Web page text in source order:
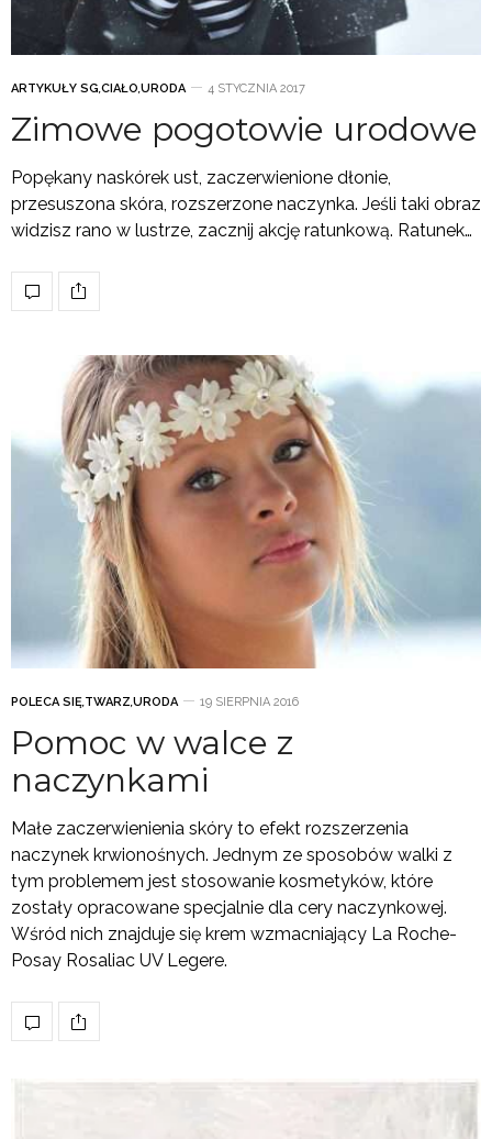
ARTYKUŁY SG,CIAŁO,URODA 4 STYCZNIA 2017
Zimowe pogotowie urodowe
Popękany naskórek ust, zaczerwienione dłonie,
przesuszona skóra, rozszerzone naczynka. Jeśli taki obraz
widzisz rano w lustrze, zacznij akcję ratunkową. Ratunek…
POLECA SIĘ,TWARZ,URODA 19 SIERPNIA 2016
Pomoc w walce z
naczynkami
Małe zaczerwienienia skóry to efekt rozszerzenia
naczynek krwionośnych. Jednym ze sposobów walki z
tym problemem jest stosowanie kosmetyków, które
zostały opracowane specjalnie dla cery naczynkowej.
Wśród nich znajduje się krem wzmacniający La Roche-
Posay Rosaliac UV Legere.